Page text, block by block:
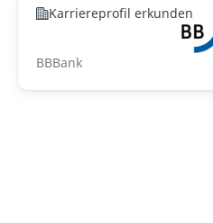
Karriereprofil erkunden
BBBank